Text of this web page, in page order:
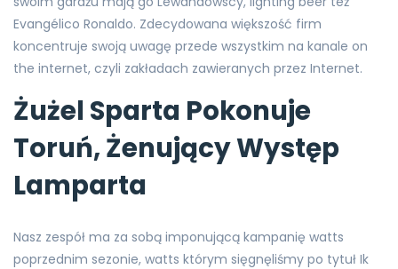
Evangélico Ronaldo. Zdecydowana większość firm
koncentruje swoją uwagę przede wszystkim na kanale on
the internet, czyli zakładach zawieranych przez Internet.
Żużel Sparta Pokonuje
Toruń, Żenujący Występ
Lamparta
Nasz zespół ma za sobą imponującą kampanię watts
poprzednim sezonie, watts którym sięgnęliśmy po tytuł Ik